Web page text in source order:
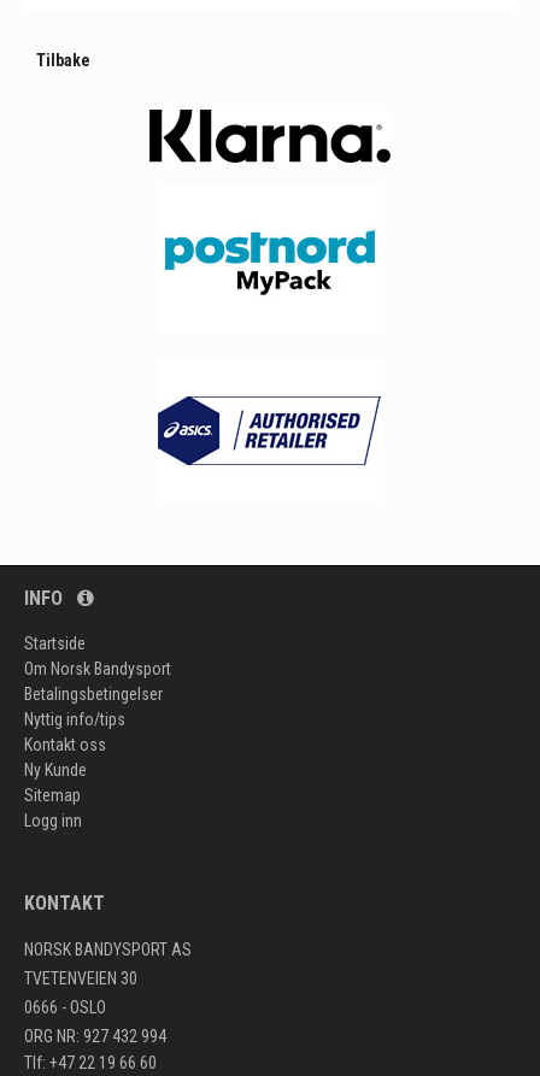
Tilbake
INFO
Startside
Om Norsk Bandysport
Betalingsbetingelser
Nyttig info/tips
Kontakt oss
Ny Kunde
Sitemap
Logg inn
KONTAKT
NORSK BANDYSPORT AS
TVETENVEIEN 30
0666 - OSLO
ORG NR: 927 432 994
Tlf: +47 22 19 66 60